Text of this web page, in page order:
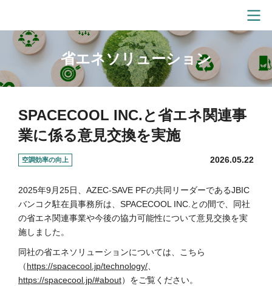
省エネソリューション
SPACECOOL INC.と省エネ関連事
業に係る意見交換を実施
空調効率の向上 2026.05.22
2025年9月25日、AZEC-SAVE PFの共同リーダーであるJBIC
バンコク駐在員事務所は、SPACECOOL INC.との間で、同社
の省エネ関連事業や今後の協力可能性について意見交換を実
施しました。
同社の省エネソリューションについては、こちら
（https://spacecool.jp/technology/、
https://spacecool.jp/#about）をご覧ください。